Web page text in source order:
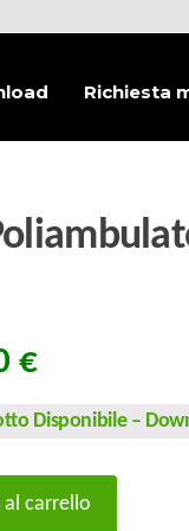
Richiesta
€
Disponibile –
al carrello